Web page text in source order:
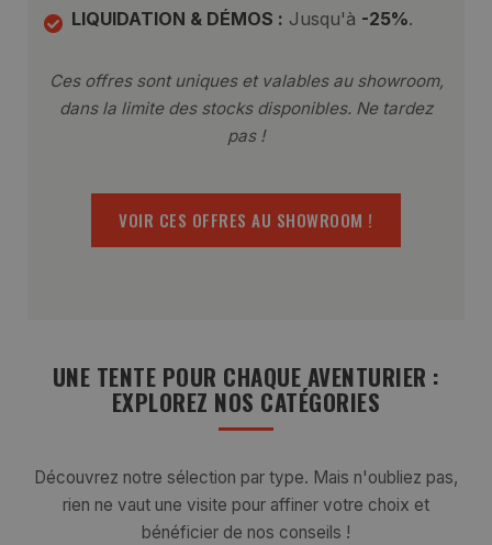
LIQUIDATION & DÉMOS : Jusqu'à -25%.
Ces offres sont uniques et valables au showroom,
dans la limite des stocks disponibles. Ne tardez
pas !
VOIR CES OFFRES AU SHOWROOM !
UNE TENTE POUR CHAQUE AVENTURIER :
EXPLOREZ NOS CATÉGORIES
Découvrez notre sélection par type. Mais n'oubliez pas,
rien ne vaut une visite pour affiner votre choix et
bénéficier de nos conseils !